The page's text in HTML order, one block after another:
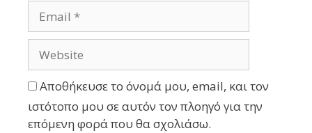
Αποθήκευσε το όνομά μου, email, και τον
ιστότοπο μου σε αυτόν τον πλοηγό για την
επόμενη φορά που θα σχολιάσω.